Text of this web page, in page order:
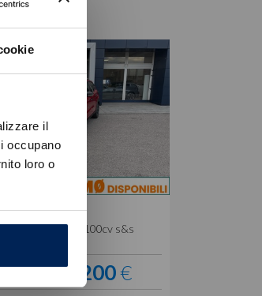
il
occupano
loro o
C3
turbo max 100cv s&s
17.200€